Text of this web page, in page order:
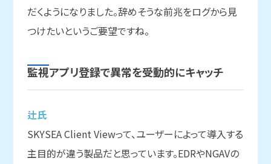
だくようになりました。辞めそうな前兆をログから見
つけたいというご要望ですね。
監視アプリ登録で異常を受動的にキャッチ
辻氏
SKYSEA Client Viewって、ユーザーによって導入する
主目的が違う製品だと思っています。EDRやNGAVの